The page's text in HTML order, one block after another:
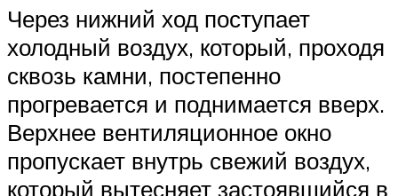
Через нижний ход поступает
холодный воздух, который, проходя
сквозь камни, постепенно
прогревается и поднимается вверх.
Верхнее вентиляционное окно
пропускает внутрь свежий воздух,
который вытесняет застоявшийся в